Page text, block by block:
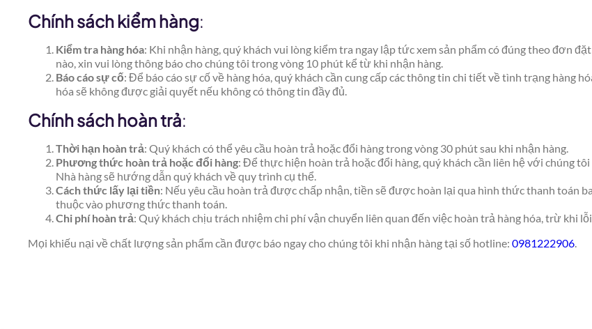
Chính sách kiểm hàng:
Kiểm tra hàng hóa: Khi nhận hàng, quý khách vui lòng kiểm tra ngay lập tức xem sản phẩm có đúng theo đơn
nào, xin vui lòng thông báo cho chúng tôi trong vòng 10 phút kể từ khi nhận hàng.
Báo cáo sự cố: Để báo cáo sự cố về hàng hóa, quý khách cần cung cấp các thông tin chi tiết về tình trạng hàng
hóa sẽ không được giải quyết nếu không có thông tin đầy đủ.
Chính sách hoàn trả:
Thời hạn hoàn trả: Quý khách có thể yêu cầu hoàn trả hoặc đổi hàng trong vòng 30 phút sau khi nhận hàng.
Phương thức hoàn trả hoặc đổi hàng: Để thực hiện hoàn trả hoặc đổi hàng, quý khách cần liên hệ với chúng
Nhà hàng sẽ hướng dẫn quý khách về quy trình cụ thể.
Cách thức lấy lại tiền: Nếu yêu cầu hoàn trả được chấp nhận, tiền sẽ được hoàn lại qua hình thức thanh toán
thuộc vào phương thức thanh toán.
Chi phí hoàn trả: Quý khách chịu trách nhiệm chi phí vận chuyển liên quan đến việc hoàn trả hàng hóa, trừ khi
Mọi khiếu nại về chất lượng sản phẩm cần được báo ngay cho chúng tôi khi nhận hàng tại số hotline: 0981222906.